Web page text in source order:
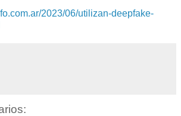
2023/06/utilizan-deepfake-